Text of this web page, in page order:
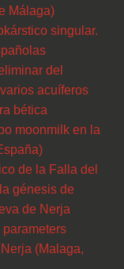
Málaga)
singular.
del
acuíferos
bética
moonmilk en la
de la Falla del
génesis de
de Nerja
(Malaga,